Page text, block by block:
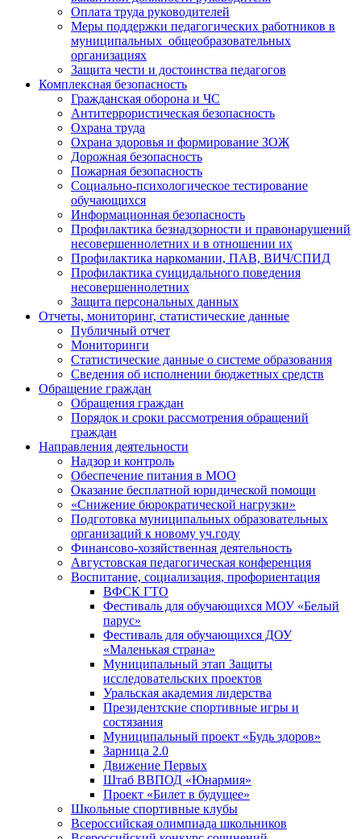
Оплата труда руководителей
Меры поддержки педагогических работников в
муниципальных общеобразовательных
организациях
Защита чести и достоинства педагогов
Комплексная безопасность
Гражданская оборона и ЧС
Антитеррористическая безопасность
Охрана труда
Охрана здоровья и формирование ЗОЖ
Дорожная безопасность
Пожарная безопасность
Социально-психологическое тестирование
обучающихся
Информационная безопасность
Профилактика безнадзорности и правонарушений
несовершеннолетних и в отношении их
Профилактика наркомании, ПАВ, ВИЧ/СПИД
Профилактика суицидального поведения
несовершеннолетних
Защита персональных данных
Отчеты, мониторинг, статистические данные
Публичный отчет
Мониторинги
Статистические данные о системе образования
Сведения об исполнении бюджетных средств
Обращение граждан
Обращения граждан
Порядок и сроки рассмотрения обращений
граждан
Направления деятельности
Надзор и контроль
Обеспечение питания в МОО
Оказание бесплатной юридической помощи
«Снижение бюрократической нагрузки»
Подготовка муниципальных образовательных
организаций к новому уч.году
Финансово-хозяйственная деятельность
Августовская педагогическая конференция
Воспитание, социализация, профориентация
ВФСК ГТО
Фестиваль для обучающихся МОУ «Белый
парус»
Фестиваль для обучающихся ДОУ
«Маленькая страна»
Муниципальный этап Защиты
исследовательских проектов
Уральская академия лидерства
Президентские спортивные игры и
состязания
Муниципальный проект «Будь здоров»
Зарница 2.0
Движение Первых
Штаб ВВПОД «Юнармия»
Проект «Билет в будущее»
Школьные спортивные клубы
Всероссийская олимпиада школьников